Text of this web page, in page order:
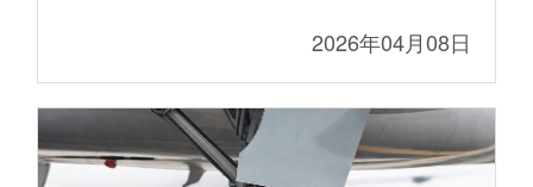
2026年04月08日